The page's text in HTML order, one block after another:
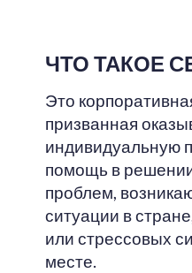
ЧТО ТАКОЕ
Это
призванная
индивидуальную
помощь в
проблем,
ситуации в
или стрессовых
месте.